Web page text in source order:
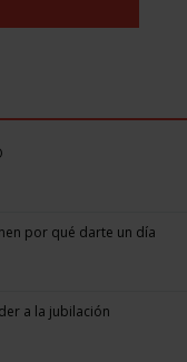
por qué darte un día
a la jubilación